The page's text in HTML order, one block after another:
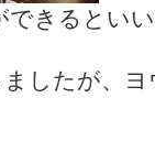
できるとい
したが、